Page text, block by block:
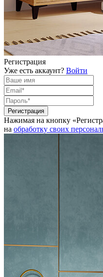
Регистрация
Уже есть аккаунт? Войти
Нажимая на кнопку
на обработку своих